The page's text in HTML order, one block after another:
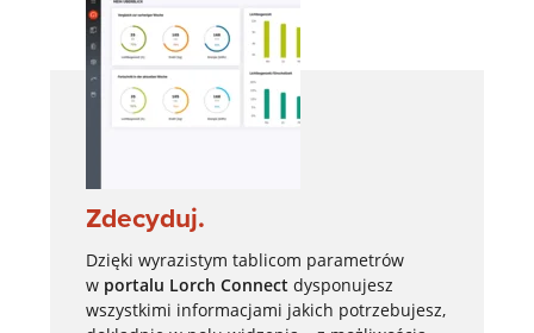
Zdecyduj.
Dzięki wyrazistym tablicom parametrów
w portalu Lorch Connect dysponujesz
wszystkimi informacjami jakich potrzebujesz,